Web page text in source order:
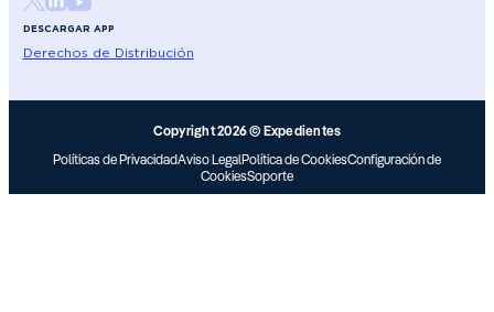
DESCARGAR APP
Derechos de Distribución
Copyright 2026 © Expedientes
Políticas de PrivacidadAviso LegalPolítica de CookiesConfiguración de
CookiesSoporte